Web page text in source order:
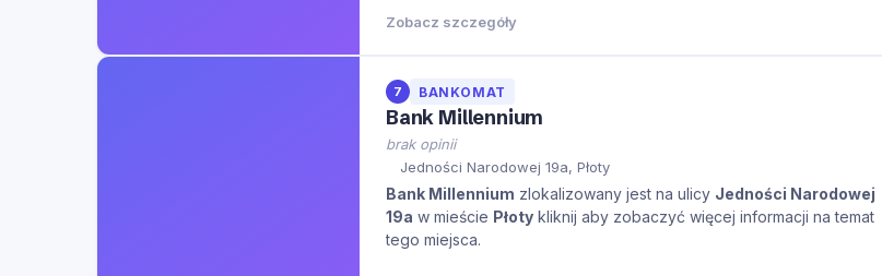
Zobacz szczegóły
7 BANKOMAT
Bank Millennium
brak opinii
Jedności Narodowej 19a, Płoty
Bank Millennium zlokalizowany jest na ulicy Jedności Narodowej
19a w mieście Płoty kliknij aby zobaczyć więcej informacji na temat
tego miejsca.